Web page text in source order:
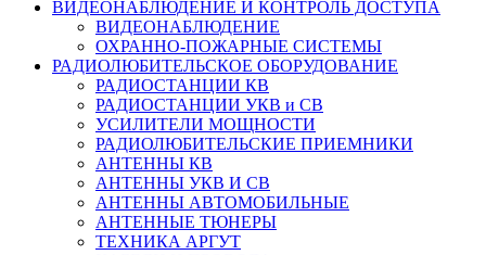
ВИДЕОНАБЛЮДЕНИЕ И КОНТРОЛЬ ДОСТУПА
ВИДЕОНАБЛЮДЕНИЕ
ОХРАННО-ПОЖАРНЫЕ СИСТЕМЫ
РАДИОЛЮБИТЕЛЬСКОЕ ОБОРУДОВАНИЕ
РАДИОСТАНЦИИ КВ
РАДИОСТАНЦИИ УКВ и СВ
УСИЛИТЕЛИ МОЩНОСТИ
РАДИОЛЮБИТЕЛЬСКИЕ ПРИЕМНИКИ
АНТЕННЫ КВ
АНТЕННЫ УКВ И СВ
АНТЕННЫ АВТОМОБИЛЬНЫЕ
АНТЕННЫЕ ТЮНЕРЫ
ТЕХНИКА АРГУТ